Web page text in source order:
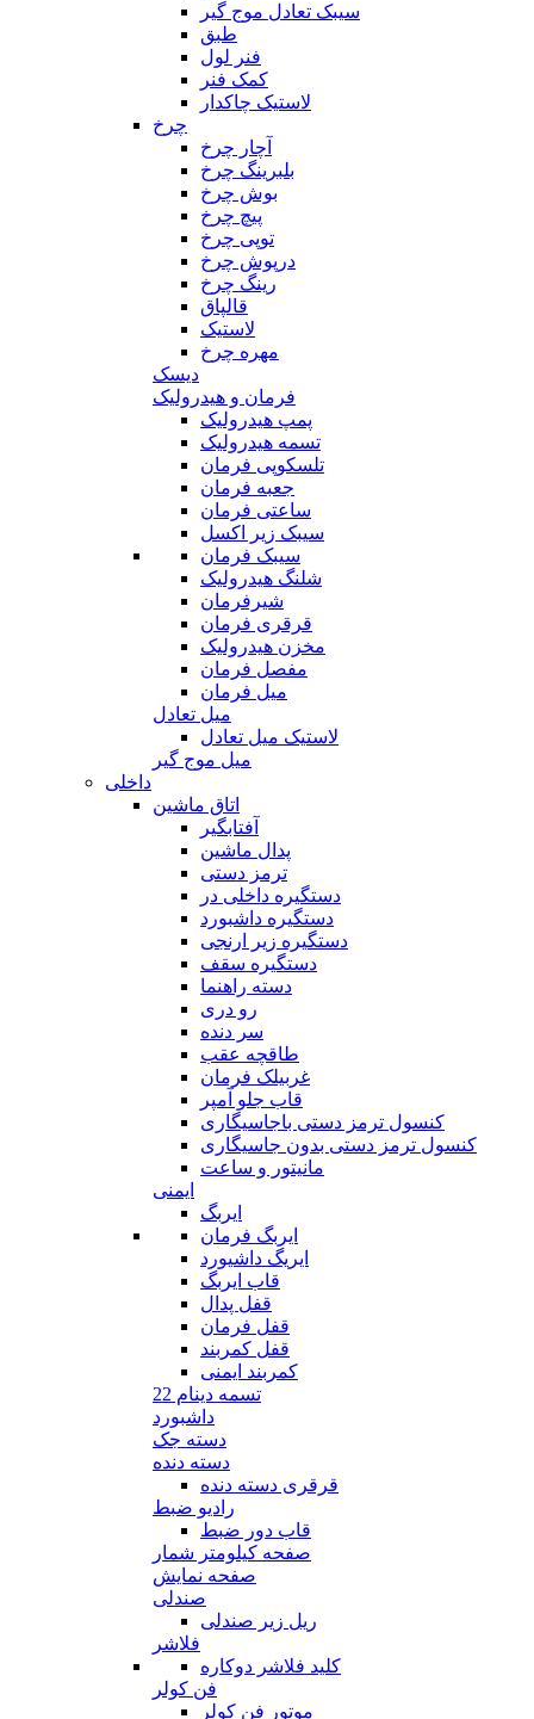
سیبک تعادل موج گیر
طبق
فنر لول
کمک فنر
لاستیک چاکدار
چرخ
آچار چرخ
بلبرینگ چرخ
بوش چرخ
پیچ چرخ
توپی چرخ
درپوش چرخ
رینگ چرخ
قالپاق
لاستیک
مهره چرخ
دیسک
فرمان و هیدرولیک
پمپ هیدرولیک
تسمه هیدرولیک
تلسکوپی فرمان
جعبه فرمان
ساعتی فرمان
سیبک زیر اکسل
سیبک فرمان
شلنگ هیدرولیک
شیرفرمان
قرقری فرمان
مخزن هیدرولیک
مفصل فرمان
میل فرمان
میل تعادل
لاستیک میل تعادل
میل موج گیر
داخلی
اتاق ماشین
آفتابگیر
پدال ماشین
ترمز دستی
دستگیره داخلی در
دستگیره داشبورد
دستگیره زیر ارنجی
دستگیره سقف
دسته راهنما
رو دری
سر دنده
طاقچه عقب
غربیلک فرمان
قاب جلو آمپر
کنسول ترمز دستی باجاسیگاری
کنسول ترمز دستی بدون جاسیگاری
مانیتور و ساعت
ایمنی
ایربگ
ایربگ فرمان
ایریگ داشیورد
قاب ایربگ
قفل پدال
قفل فرمان
قفل کمربند
کمربند ایمنی
تسمه دینام 22
داشبورد
دسته جک
دسته دنده
قرقری دسته دنده
رادیو ضبط
قاب دور ضبط
صفحه کیلومتر شمار
صفحه نمایش
صندلی
ریل زیر صندلی
فلاشر
کلید فلاشر دوکاره
فن کولر
موتور فن کولر